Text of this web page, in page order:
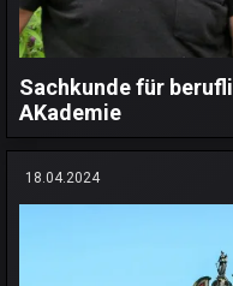
Sachkunde für
AKademie
18.04.2024